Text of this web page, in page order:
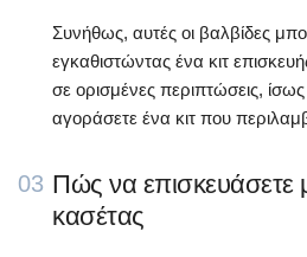
Συνήθως, αυτές οι βαλβίδες
εγκαθιστώντας ένα κιτ
σε ορισμένες περιπτώσεις, ίσως
αγοράσετε ένα κιτ που
03 Πώς να επισκευάσετε
κασέτας